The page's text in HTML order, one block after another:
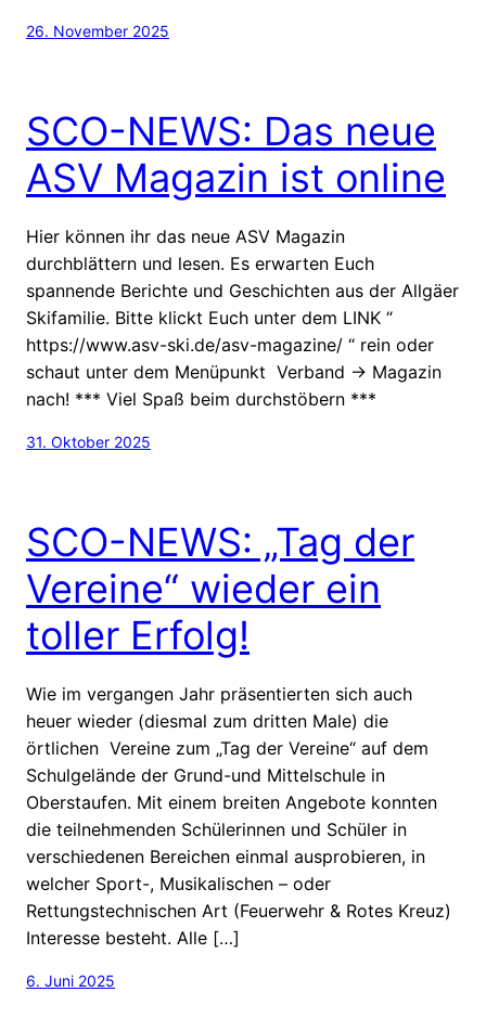
26. November 2025
SCO-NEWS: Das neue
ASV Magazin ist online
Hier können ihr das neue ASV Magazin
durchblättern und lesen. Es erwarten Euch
spannende Berichte und Geschichten aus der Allgäer
Skifamilie. Bitte klickt Euch unter dem LINK “
https://www.asv-ski.de/asv-magazine/ “ rein oder
schaut unter dem Menüpunkt Verband -> Magazin
nach! *** Viel Spaß beim durchstöbern ***
31. Oktober 2025
SCO-NEWS: „Tag der
Vereine“ wieder ein
toller Erfolg!
Wie im vergangen Jahr präsentierten sich auch
heuer wieder (diesmal zum dritten Male) die
örtlichen Vereine zum „Tag der Vereine“ auf dem
Schulgelände der Grund-und Mittelschule in
Oberstaufen. Mit einem breiten Angebote konnten
die teilnehmenden Schülerinnen und Schüler in
verschiedenen Bereichen einmal ausprobieren, in
welcher Sport-, Musikalischen – oder
Rettungstechnischen Art (Feuerwehr & Rotes Kreuz)
Interesse besteht. Alle […]
6. Juni 2025